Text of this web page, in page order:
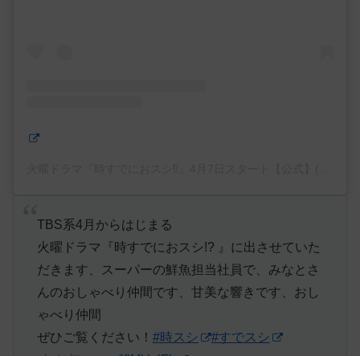
TBS系4月からはじまる
火曜ドラマ『時すでにおスシ!? 』に出させていた
だきます、スーパーの鮮魚担当社員で、みなとさ
んのおしゃべり仲間です、甘美な響きです、おし
ゃべり仲間
ぜひご覧ください！ #時スシ
#すでスシ